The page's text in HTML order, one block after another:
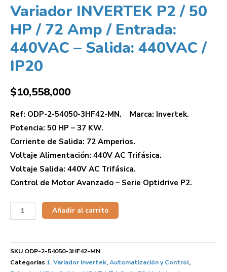
Variador INVERTEK P2 / 50
HP / 72 Amp / Entrada:
440VAC – Salida: 440VAC /
IP20
$10,558,000
Ref: ODP-2-54050-3HF42-MN. Marca: Invertek.
Potencia: 50 HP – 37 KW.
Corriente de Salida: 72 Amperios.
Voltaje Alimentación: 440V AC Trifásica.
Voltaje Salida: 440V AC Trifásica.
Control de Motor Avanzado – Serie Optidrive P2.
Añadir al carrito
SKU ODP-2-54050-3HF42-MN
Categorías 1. Variador Invertek,Automatización y Control,